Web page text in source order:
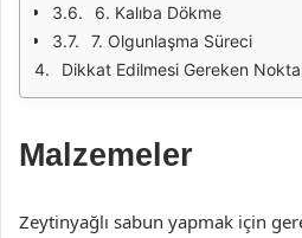
6. Kalıba Dökme
7. Olgunlaşma Süreci
Dikkat Edilmesi Gereken
Malzemeler
Zeytinyağlı sabun yapmak için